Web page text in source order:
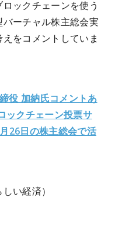
ックチェーンを使う
ーチャル株主総会実
をコメントしていま
役 加納氏コメントあ
クチェーン投票サ
26日の株主総会で活
い経済）